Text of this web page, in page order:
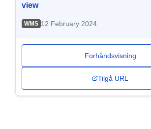
view
WMS 12 February 2024
Forhåndsvisning
Tilgå URL